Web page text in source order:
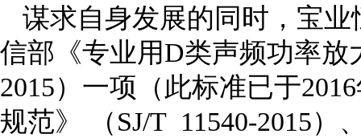
谋求自身发展的同时，宝
信部《专业用D类声频功率放
2015）一项（此标准已于
规范》 （SJ/T 11540-2015）